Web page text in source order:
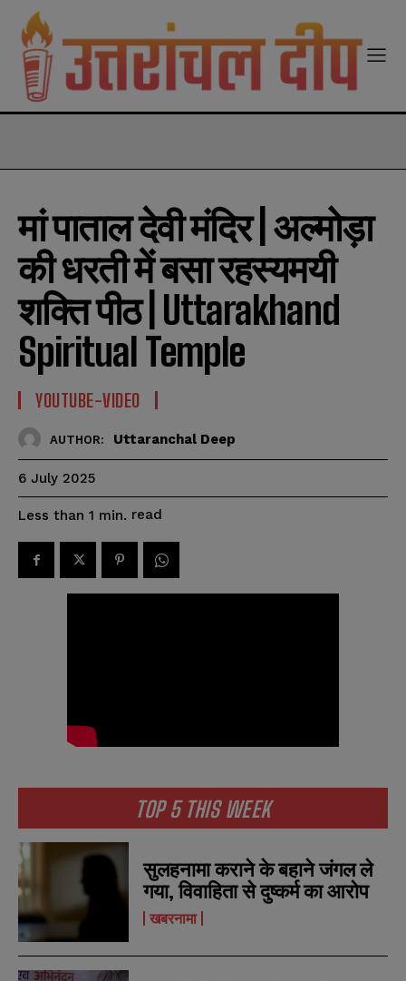
TOP 5 THIS WEEK
सुलहनामा कराने के बहाने जंगल ले
गया, विवाहिता से दुष्कर्म का आरोप
खबरनामा
मां पाताल देवी मंदिर | अल्मोड़ा
की धरती में बसा रहस्यमयी
शक्ति पीठ | Uttarakhand
Spiritual Temple
YOUTUBE-VIDEO
AUTHOR: Uttaranchal Deep
6 July 2025
Less than 1 min. read